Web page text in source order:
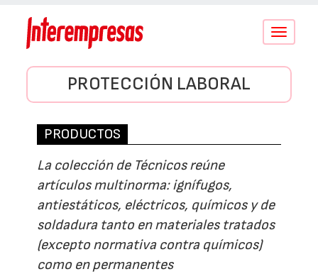
Conmutar
PROTECCIÓN LABORAL
PRODUCTOS
La colección de Técnicos reúne
artículos multinorma: ignífugos,
antiestáticos, eléctricos, químicos y de
soldadura tanto en materiales tratados
(excepto normativa contra químicos)
como en permanentes